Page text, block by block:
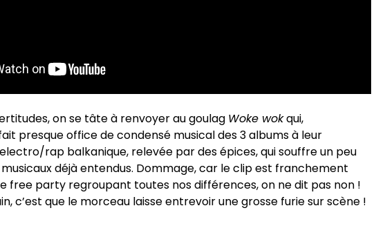
on se tâte à renvoyer au goulag Woke wokqui,
presque office de condensé musical des 3 albums à leur
rap balkanique, relevée par des épices, qui souffre un peu
déjà entendus. Dommage, car le clip est franchement
free party regroupant toutes nos différences, on ne dit pas non !
c’est que le morceau laisse entrevoir une grosse furie sur scène !